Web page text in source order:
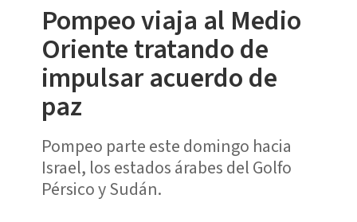
Pompeo viaja al Medio
Oriente tratando de
impulsar acuerdo de
paz
Pompeo parte este domingo hacia
Israel, los estados árabes del Golfo
Pérsico y Sudán.